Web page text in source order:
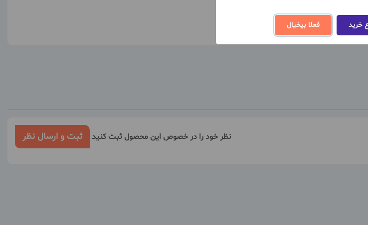
نظر خود را در خصوص این محصول ثبت کنید ثبت و ارسال نظر
خرید فعلا بیخیال